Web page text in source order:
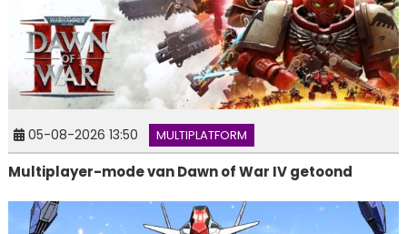
05-08-2026 13:50 MULTIPLATFORM
Multiplayer-mode van Dawn of War IV getoond